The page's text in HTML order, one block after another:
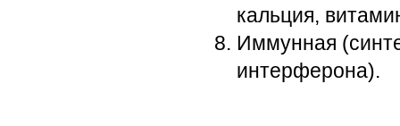
кальция,
Иммунная
интерферона).